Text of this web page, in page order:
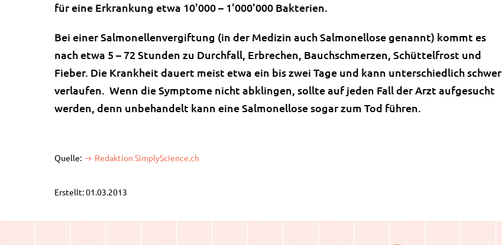
für eine Erkrankung etwa 10'000 – 1'000'000 Bakterien.
Bei einer Salmonellenvergiftung (in der Medizin auch Salmonellose genannt) kommt es
nach etwa 5 – 72 Stunden zu Durchfall, Erbrechen, Bauchschmerzen, Schüttelfrost und
Fieber. Die Krankheit dauert meist etwa ein bis zwei Tage und kann unterschiedlich schwer
verlaufen. Wenn die Symptome nicht abklingen, sollte auf jeden Fall der Arzt aufgesucht
werden, denn unbehandelt kann eine Salmonellose sogar zum Tod führen.
Quelle: Redaktion SimplyScience.ch
Erstellt: 01.03.2013